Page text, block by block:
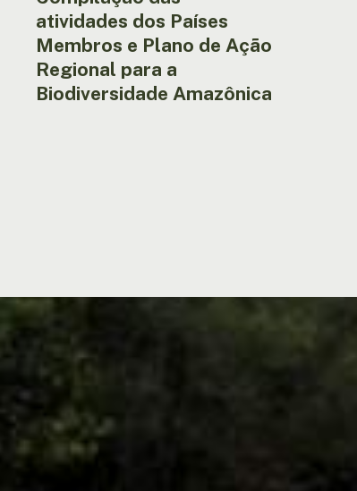
atividades dos Países
Membros e Plano de Ação
Regional para a
Biodiversidade Amazônica